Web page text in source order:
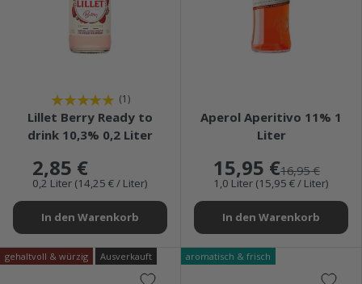
★★★★★ (1)
Lillet Berry Ready to
drink 10,3% 0,2 Liter
2,85 €
0,2 Liter (14,25 € / Liter)
In den Warenkorb
Aperol Aperitivo 11% 1
Liter
15,95 €16,95 €
1,0 Liter (15,95 € / Liter)
In den Warenkorb
gehaltvoll & würzig Ausverkauft aromatisch & frisch